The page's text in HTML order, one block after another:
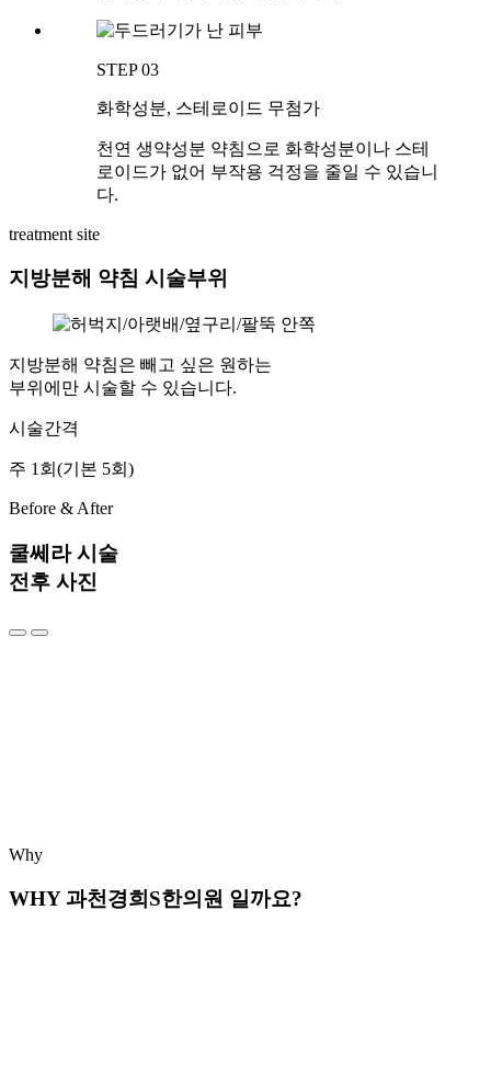
STEP 03
화학성분, 스테로이드 무첨가
천연 생약성분 약침으로 화학성분이나 스테
로이드가 없어 부작용 걱정을 줄일 수 있습니
다.
treatment site
지방분해 약침 시술부위
지방분해 약침은 빼고 싶은 원하는
부위에만 시술할 수 있습니다.
시술간격
주 1회(기본 5회)
Before & After
쿨쎄라 시술
전후 사진
Why
WHY 과천경희S한의원 일까요?